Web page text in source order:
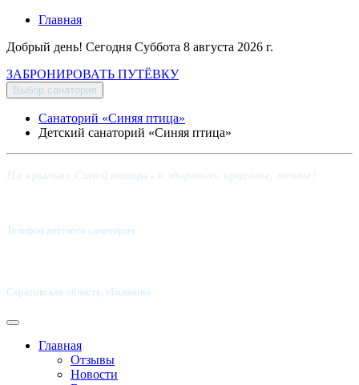
Главная
Добрый день! Сегодня Суббота 8 августа 2026 г.
ЗАБРОНИРОВАТЬ ПУТЁВКУ
Выбор санатория
Санаторий «Синяя птица»
Детский санаторий «Синяя птица»
Телефон детского санатория:
Саратовская область, г.Балаково
Главная
Отзывы
Новости